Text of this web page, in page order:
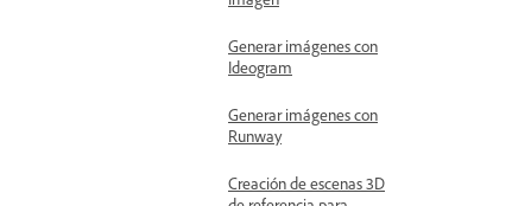
Generar imágenes con
Ideogram
Generar imágenes con
Runway
Creación de escenas 3D